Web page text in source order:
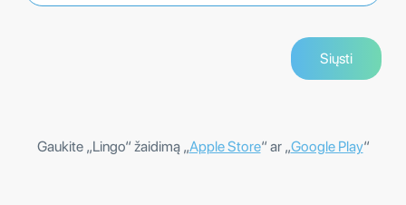
Gaukite „Lingo“ žaidimą „Apple Store“ ar „Google Play“